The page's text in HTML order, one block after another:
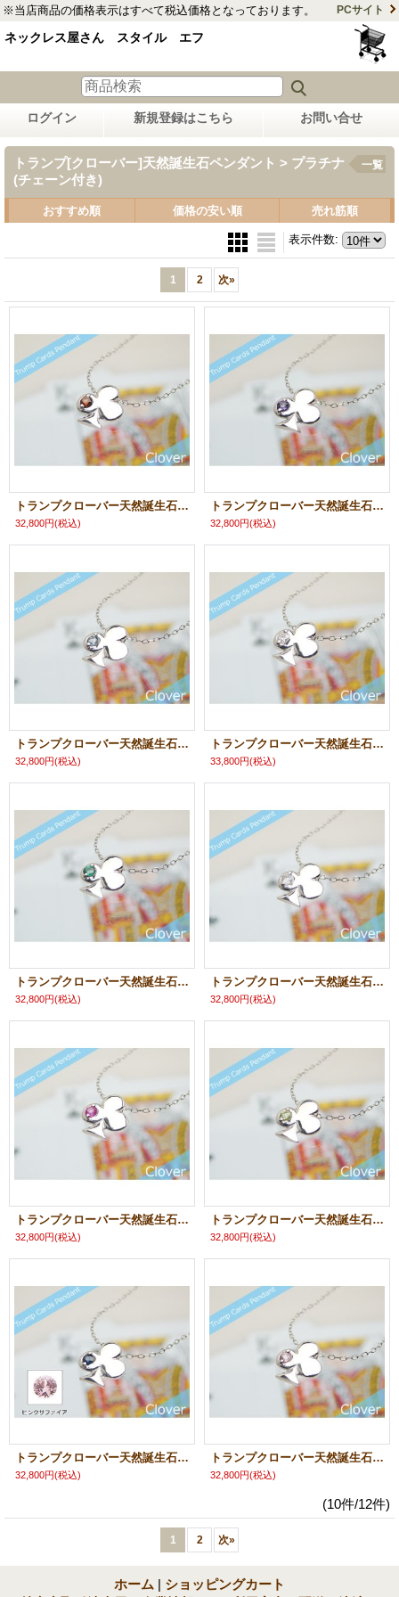
※当店商品の価格表示はすべて税込価格となっております。 PCサイト
ネックレス屋さん スタイル エフ
ログイン 新規登録はこちら お問い合せ
トランプ[クローバー]天然誕生石ペンダント > プラチナ
(チェーン付き)
一覧
おすすめ順 価格の安い順 売れ筋順
表示件数:
1 2 次»
トランプクローバー天然誕生石ペンダント/プラチナ[ガーネット]※ネックレスチェーン付き
32,800円(税込)
トランプクローバー天然誕生石ペンダント/プラチナ[アメジスト]※ネックレスチェーン付き
32,800円(税込)
トランプクローバー天然誕生石ペンダント/プラチナ[アクアマリン]※ネックレスチェーン付き
32,800円(税込)
トランプクローバー天然誕生石ペンダント/プラチナ[ダイヤモンド]※ネックレスチェーン付き
33,800円(税込)
トランプクローバー天然誕生石ペンダント/プラチナ[エメラルド]※ネックレスチェーン付き
32,800円(税込)
トランプクローバー天然誕生石ペンダント/プラチナ[ムーンストーン]※ネックレスチェーン付き
32,800円(税込)
トランプクローバー天然誕生石ペンダント/プラチナ[ルビー]※ネックレスチェーン付き
32,800円(税込)
トランプクローバー天然誕生石ペンダント/プラチナ[ペリドット]※ネックレスチェーン付き
32,800円(税込)
トランプクローバー天然誕生石ペンダント/プラチナ[サファイアまたはピンクサファイア]※ネックレスチェーン付き
32,800円(税込)
トランプクローバー天然誕生石ペンダント/プラチナ[ピンクトルマリン]※ネックレスチェーン付き
32,800円(税込)
(10件/12件)
1 2 次»
ホーム | ショッピングカート